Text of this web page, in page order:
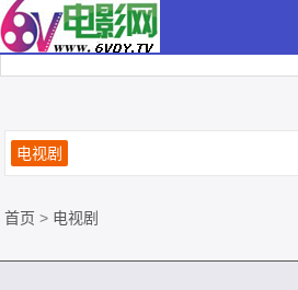
电视剧
首页 > 电视剧